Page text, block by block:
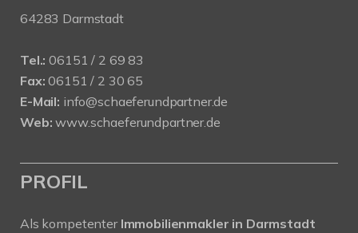
64283 Darmstadt
Tel.: 06151 / 2 69 83
Fax: 06151 / 2 30 65
E-Mail: info@schaeferundpartner.de
Web: www.schaeferundpartner.de
PROFIL
Als kompetenter Immobilienmakler in Darmstadt